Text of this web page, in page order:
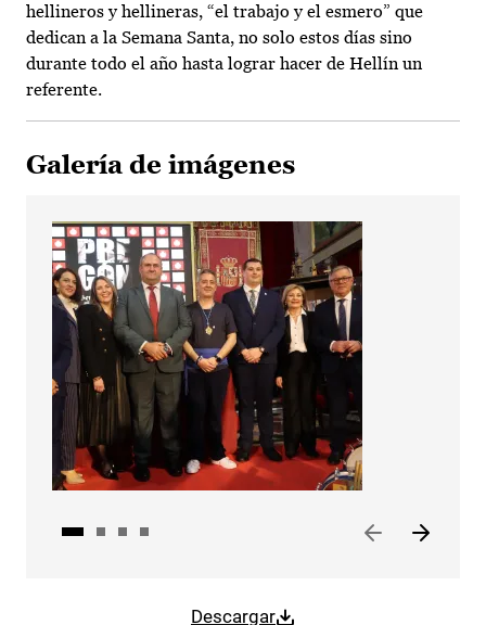
hellineros y hellineras, “el trabajo y el esmero” que
dedican a la Semana Santa, no solo estos días sino
durante todo el año hasta lograr hacer de Hellín un
referente.
Galería de imágenes
Descargar